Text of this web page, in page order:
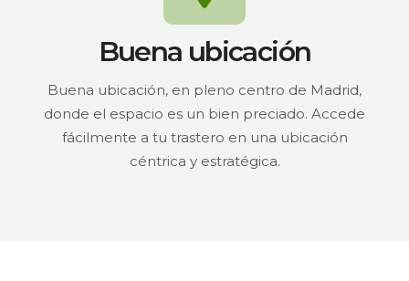
Buena ubicación
Buena ubicación, en pleno centro de Madrid,
donde el espacio es un bien preciado. Accede
fácilmente a tu trastero en una ubicación
céntrica y estratégica.